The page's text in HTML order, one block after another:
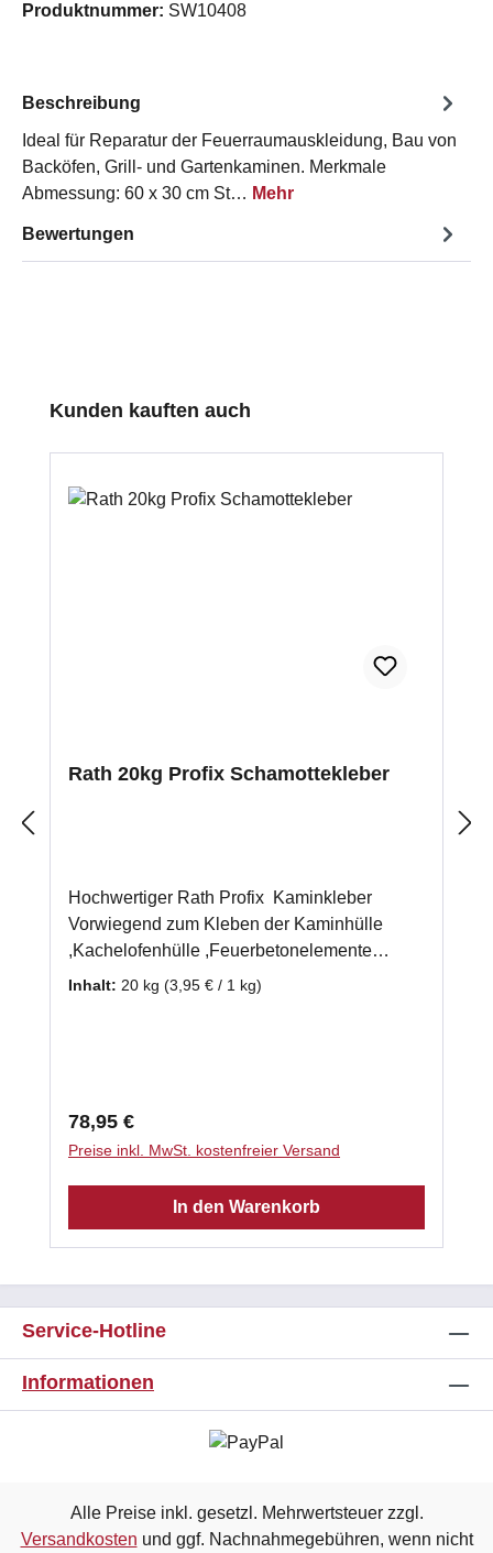
Produktnummer: SW10408
Beschreibung
Ideal für Reparatur der Feuerraumauskleidung, Bau von
Backöfen, Grill- und Gartenkaminen. Merkmale
Abmessung: 60 x 30 cm St… Mehr
Bewertungen
Produktgalerie überspringen
Kunden kauften auch
Rath 20kg Profix Schamottekleber
Hochwertiger Rath Profix Kaminkleber
Vorwiegend zum Kleben der Kaminhülle
,Kachelofenhülle ,Feuerbetonelemente
,Keramische Züge. hydraulisch abbindend
Inhalt: 20 kg (3,95 € / 1 kg)
Regulärer Preis:
78,95 €
Preise inkl. MwSt. kostenfreier Versand
In den Warenkorb
Service-Hotline
Informationen
Alle Preise inkl. gesetzl. Mehrwertsteuer zzgl.
Versandkosten und ggf. Nachnahmegebühren, wenn nicht